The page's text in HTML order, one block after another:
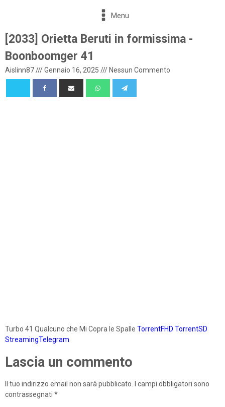
Menu
[2033] Orietta Beruti in formissima -
Boonboomger 41
Aislinn87///Gennaio 16, 2025 /// Nessun Commento
Turbo 41 Qualcuno che Mi Copra le Spalle TorrentFHD TorrentSD
StreamingTelegram
Lascia un commento
Il tuo indirizzo email non sarà pubblicato.
I campi obbligatori sono
contrassegnati *